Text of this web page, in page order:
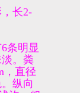
长2-
条明显
。粪
，直径
纵向